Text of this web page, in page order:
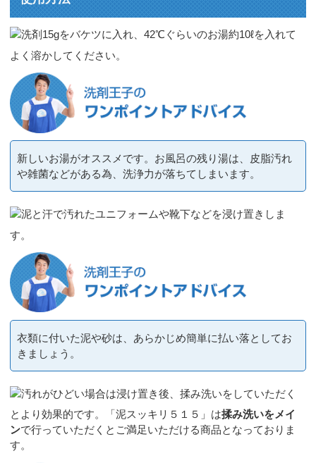
洗剤15gをバケツに入れ、42℃ぐらいのお湯約10ℓを入れて
よく溶かしてください。
新しいお湯がオススメです。お風呂の残り湯は、皮脂汚れ
や雑菌などがある為、洗浄力が落ちてしまいます。
泥と汗で汚れたユニフォームや靴下などを浸け置きしま
す。
衣類に付いた泥や砂は、あらかじめ簡単に払い落としてお
きましょう。
汚れがひどい場合は浸け置き後、揉み洗いをしていただく
とより効果的です。「泥スッキリ５１５」は揉み洗いをメイ
ンで行っていただくとご満足いただける商品となっておりま
す。